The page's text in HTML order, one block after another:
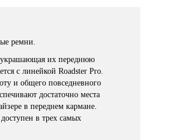
ремни.
украшающая их переднюю
с линейкой Roadster Pro.
и общего повседневного
достаточно места
в переднем кармане.
в трех самых